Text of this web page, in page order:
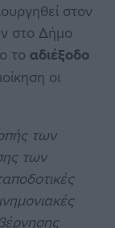
στον
στο Δήμο
το αδιέξοδο
οι
των
των